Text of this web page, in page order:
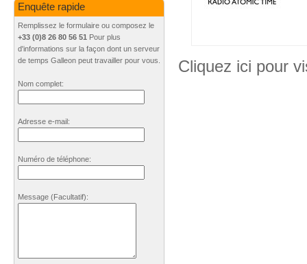
Cliquez ici pour
Enquête rapide
Remplissez le formulaire ou composez le
+33 (0)8 26 80 56 51 Pour plus
d'informations sur la façon dont un serveur
de temps Galleon peut travailler pour vous.
Nom complet:
Adresse e-mail:
Numéro de téléphone:
Message (Facultatif):